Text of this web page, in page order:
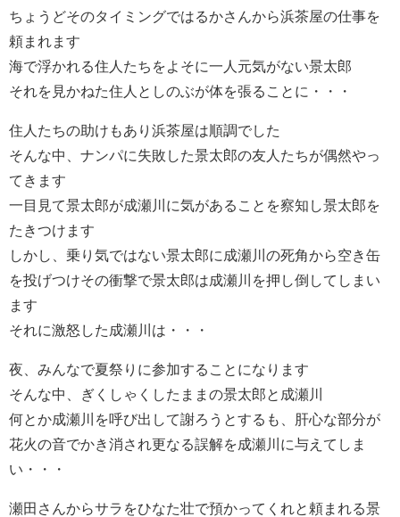
ちょうどそのタイミングではるかさんから浜茶屋の仕事を
頼まれます
海で浮かれる住人たちをよそに一人元気がない景太郎
それを見かねた住人としのぶが体を張ることに・・・
住人たちの助けもあり浜茶屋は順調でした
そんな中、ナンパに失敗した景太郎の友人たちが偶然やっ
てきます
一目見て景太郎が成瀬川に気があることを察知し景太郎を
たきつけます
しかし、乗り気ではない景太郎に成瀬川の死角から空き缶
を投げつけその衝撃で景太郎は成瀬川を押し倒してしまい
ます
それに激怒した成瀬川は・・・
夜、みんなで夏祭りに参加することになります
そんな中、ぎくしゃくしたままの景太郎と成瀬川
何とか成瀬川を呼び出して謝ろうとするも、肝心な部分が
花火の音でかき消され更なる誤解を成瀬川に与えてしま
い・・・
瀬田さんからサラをひなた壮で預かってくれと頼まれる景